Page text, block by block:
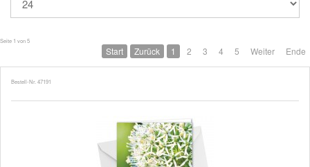
Seite 1 von 5
Start Zurück 1 2 3 4 5 Weiter Ende
Bestell-Nr. 47191